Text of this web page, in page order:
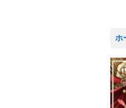
ホ